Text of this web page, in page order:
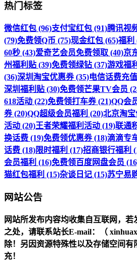
热门标签
微信红包 (96)支付宝红包 (91)腾讯视
(79)免费领Q币 (75)现金红包 (65)福利
60秒 (43)爱奇艺会员免费领取 (40)京
州福利贴 (39)免费领绿钻 (37)游戏福
(36)深圳淘宝优惠券 (35)电信话费充
深圳福利贴 (30)免费领芒果TV会员
618活动 (22)免费领打车券 (21)QQ会
券 (20)QQ超级会员福利 (20)北京淘宝
活动 (20)王者荣耀福利活动 (19)联通
换话费 (19)免费领优惠券 (18)滴滴专
话费 (18)限时福利 (17)招商银行福利
会员福利 (16)免费领百度网盘会员
猫红包福利 (15)杂谈日记 (15)苏宁易
网站公告
网站所发布内容均收集自互联网，
之处，请联系站长E-mail：（
除！另因资源特殊性以及存储空间
充！